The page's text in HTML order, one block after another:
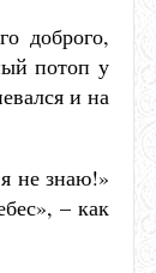
доброго,
потоп у
и на
не знаю!»
– как